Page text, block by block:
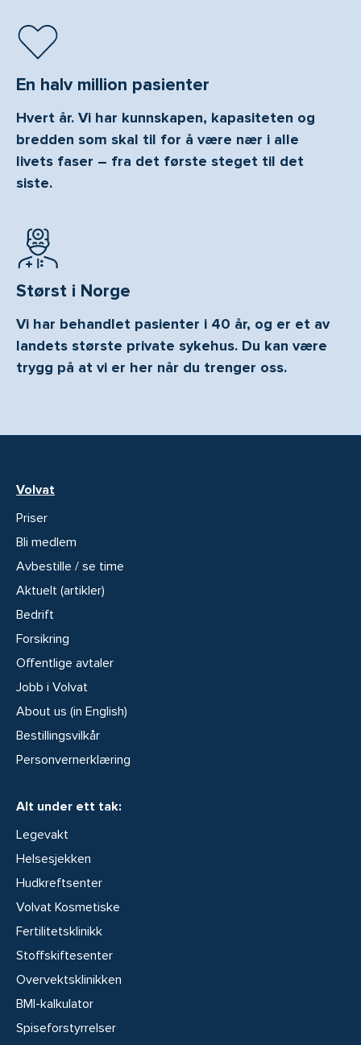
En halv million pasienter
Hvert år. Vi har kunnskapen, kapasiteten og
bredden som skal til for å være nær i alle
livets faser – fra det første steget til det
siste.
Størst i Norge
Vi har behandlet pasienter i 40 år, og er et av
landets største private sykehus. Du kan være
trygg på at vi er her når du trenger oss.
Volvat
Priser
Bli medlem
Avbestille / se time
Aktuelt (artikler)
Bedrift
Forsikring
Offentlige avtaler
Jobb i Volvat
About us (in English)
Bestillingsvilkår
Personvernerklæring
Alt under ett tak:
Legevakt
Helsesjekken
Hudkreftsenter
Volvat Kosmetiske
Fertilitetsklinikk
Stoffskiftesenter
Overvektsklinikken
BMI-kalkulator
Spiseforstyrrelser